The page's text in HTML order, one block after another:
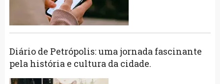
Diário de Petrópolis: uma jornada fascinante
pela história e cultura da cidade.